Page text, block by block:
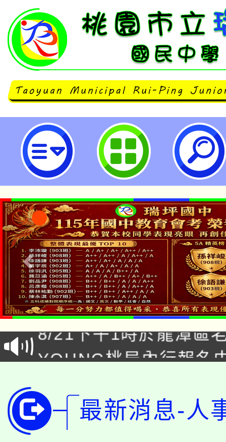
檢送銓敘部113年5月13日部法一字
11357037031號令影本1份-桃園
「本色祭」8/29、30在
場熱烈登場!
徵才活動。
YOUNG桃局內行報名
開!
115年桃園市運動會8/
田徑場及游泳池舉行。
桃園市低收入戶享有免
最新消息-人